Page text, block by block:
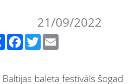
21/09/2022
Facebook Twitter
baleta festivāls šogad